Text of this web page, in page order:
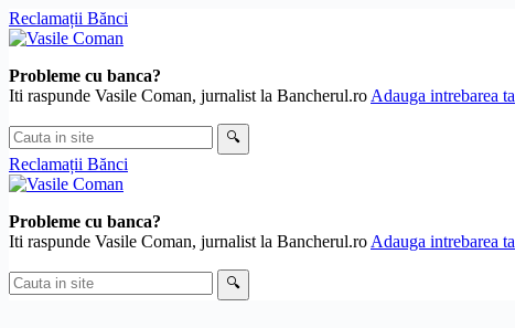
Skip
to
Reclamații Bănci
Probleme cu banca?
Iti raspunde Vasile Coman, jurnalist la Bancherul.ro Adauga intrebarea ta
Cauta
in
site
🔍
Reclamații Bănci
Probleme cu banca?
Iti raspunde Vasile Coman, jurnalist la Bancherul.ro Adauga intrebarea ta
Cauta
in
🔍